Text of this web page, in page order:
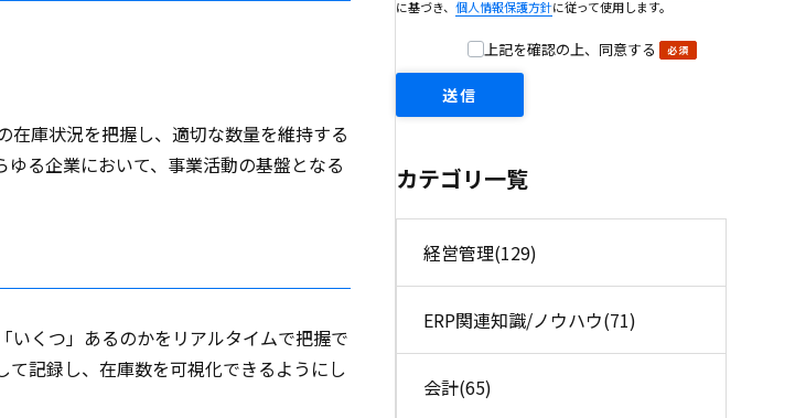
庫状況を把握し、適切な数量を維持する
る企業において、事業活動の基盤となる
くつ」あるのかをリアルタイムで把握で
記録し、在庫数を可視化できるようにし
に基づき、 個人情報保護方針に従って使用します。
上記を確認の上、同意する
カテゴリ一覧
経営管理(129)
ERP関連知識/ノウハウ(71)
会計(65)